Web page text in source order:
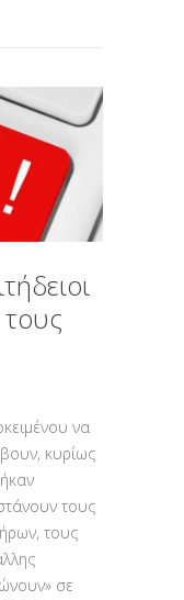
να
κυρίως
τους
τους
σε